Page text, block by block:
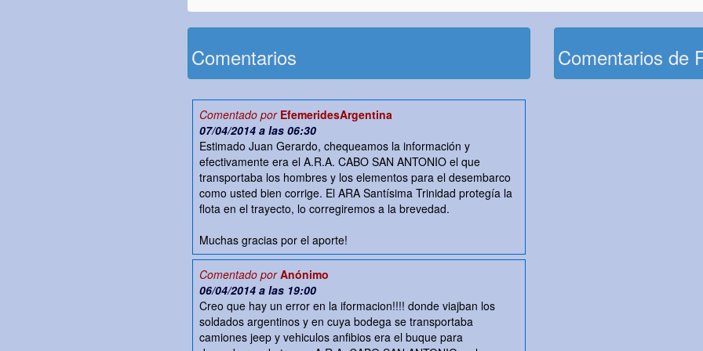
Comentarios
Comentado porEfemeridesArgentina
07/04/2014 a las 06:30
Estimado Juan Gerardo, chequeamos la información y
efectivamente era el A.R.A. CABO SAN ANTONIO el que
transportaba los hombres y los elementos para el desembarco
como usted bien corrige. El ARA Santísima Trinidad protegía la
flota en el trayecto, lo corregiremos a la brevedad.
Muchas gracias por el aporte!
Comentado porAnónimo
06/04/2014 a las 19:00
Creo que hay un error en la iformacion!!!! donde viajban los
soldados argentinos y en cuya bodega se transportaba
camiones jeep y vehiculos anfibios era el buque para
Comentarios de